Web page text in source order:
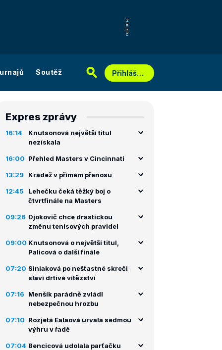
Soutěž Přihlášení
Expres zprávy
16:14
Knutsonová největší titul
nezískala
16:00 Přehled Masters v Cincinnati
13:29 Krádež v přímém přenosu
12:45
Lehečku čeká těžký boj o
čtvrtfinále na Masters
09:26 Djokovič chce drastickou
změnu tenisových pravidel
09:00 Knutsonová o největší titul,
Palicová o další finále
07:20 Siniaková po nešťastné skreči
slaví drtivé vítězství
07:16
Menšík parádně zvládl
nebezpečnou hrozbu
07:10 Rozjetá Ealaová urvala sedmou
výhru v řadě
07:04 Bencicová udolala parťačku